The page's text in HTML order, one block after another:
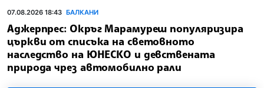
07.08.2026 18:43 БАЛКАНИ
Аджерпрес: Окръг Марамуреш популяризира
църкви от списъка на световното
наследство на ЮНЕСКО и девствената
природа чрез автомобилно рали